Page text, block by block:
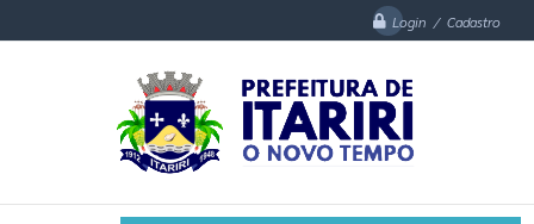
Login / Cadastro